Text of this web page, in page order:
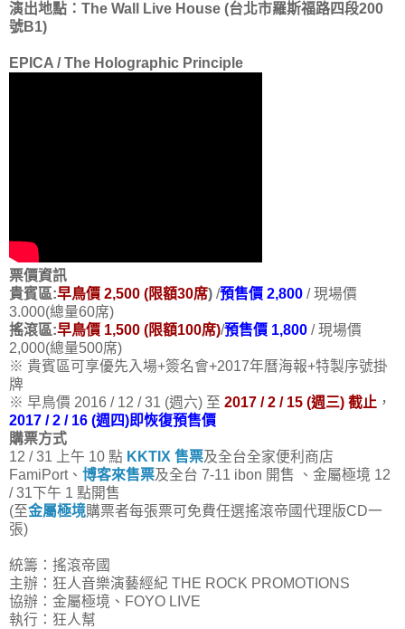
演出地點：The Wall Live House (台北市羅斯福路四段200
號B1)
EPICA / The Holographic Principle
票價資訊
貴賓區:早鳥價 2,500 (限額30席) /預售價 2,800 / 現場價
3.000(總量60席)
搖滾區:早鳥價 1,500 (限額100席)/預售價 1,800 / 現場價
2,000(總量500席)
※ 貴賓區可享優先入場+簽名會+2017年曆海報+特製序號掛
牌
※ 早鳥價 2016 / 12 / 31 (週六) 至 2017 / 2 / 15 (週三) 截止 ，
2017 / 2 / 16 (週四)即恢復預售價
購票方式
12 / 31 上午 10 點 KKTIX 售票及全台全家便利商店
FamiPort、 博客來售票及全台 7-11 ibon 開售 、金屬極境 12
/ 31下午 1 點開售
(至金屬極境購票者每張票可免費任選搖滾帝國代理版CD一
張)
統籌：搖滾帝國
主辦：狂人音樂演藝經紀 THE ROCK PROMOTIONS
協辦：金屬極境、FOYO LIVE
執行：狂人幫